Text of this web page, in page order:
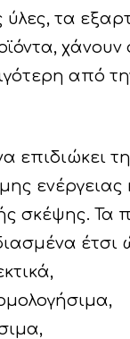
ύλες, τα
χάνουν
από
επιδιώκει
ενέργειας
σκέψης. Τα
έτσι